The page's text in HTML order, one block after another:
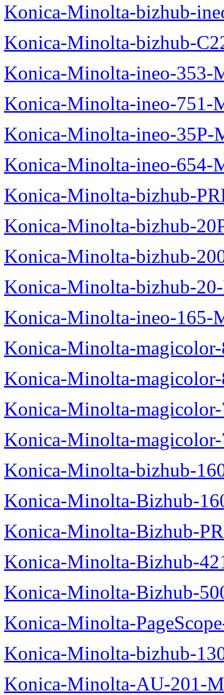
Konica-Minolta-bizhub-
Konica-Minolta-bizhub-
Konica-Minolta-ineo-353-
Konica-Minolta-ineo-751-
Konica-Minolta-ineo-35P-
Konica-Minolta-ineo-654-
Konica-Minolta-bizhub-
Konica-Minolta-bizhub-
Konica-Minolta-bizhub-
Konica-Minolta-bizhub-
Konica-Minolta-ineo-165-
Konica-Minolta-
Konica-Minolta-
Konica-Minolta-
Konica-Minolta-
Konica-Minolta-bizhub-
Konica-Minolta-Bizhub-
Konica-Minolta-Bizhub-
Konica-Minolta-Bizhub-
Konica-Minolta-Bizhub-
Konica-Minolta-
Konica-Minolta-bizhub-
Konica-Minolta-AU-201-